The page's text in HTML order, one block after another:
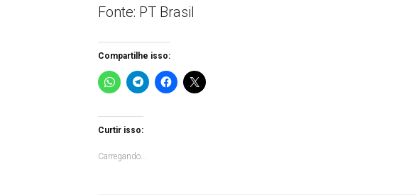
Fonte: PT Brasil
Compartilhe isso:
Curtir isso:
Carregando...